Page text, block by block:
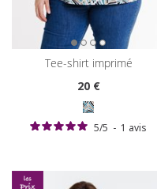
tee-shirt imprimé
20€
5/5 - 1 avis